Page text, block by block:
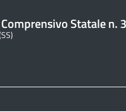
Statale n. 3